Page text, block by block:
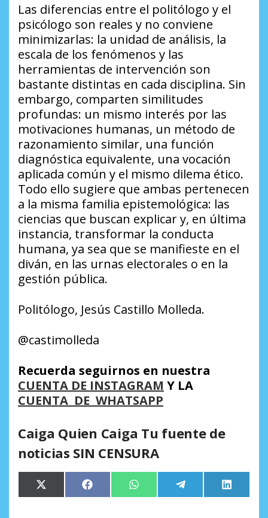
Las diferencias entre el politólogo y el
psicólogo son reales y no conviene
minimizarlas: la unidad de análisis, la
escala de los fenómenos y las
herramientas de intervención son
bastante distintas en cada disciplina. Sin
embargo, comparten similitudes
profundas: un mismo interés por las
motivaciones humanas, un método de
razonamiento similar, una función
diagnóstica equivalente, una vocación
aplicada común y el mismo dilema ético.
Todo ello sugiere que ambas pertenecen
a la misma familia epistemológica: las
ciencias que buscan explicar y, en última
instancia, transformar la conducta
humana, ya sea que se manifieste en el
diván, en las urnas electorales o en la
gestión pública.
Politólogo, Jesús Castillo Molleda.
@castimolleda
Recuerda seguirnos en nuestra
CUENTA DE INSTAGRAM Y LA
CUENTA DE WHATSAPP
Caiga Quien Caiga Tu fuente de
noticias SIN CENSURA
Compartir
en
X
(Twitter)
Compartir
en
Facebook Compartir
en
WhatsApp Compartir
en
Telegram
en
LinkedIn